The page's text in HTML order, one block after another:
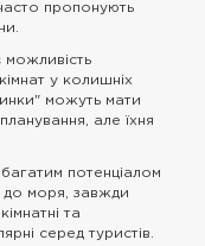
пропонують
у колишніх
можуть мати
але їхня
багатим потенціалом
до моря, завжди
та
серед туристів.